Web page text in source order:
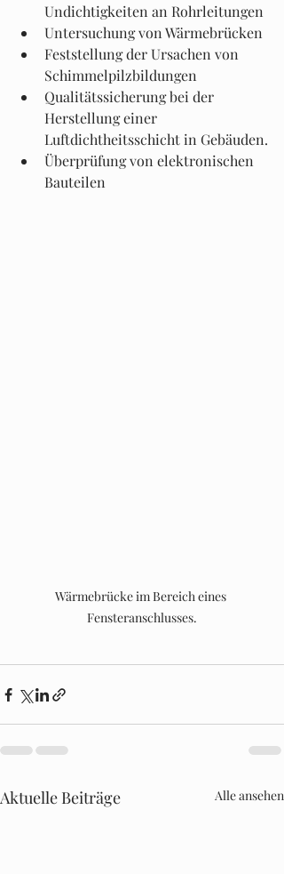
Undichtigkeiten an Rohrleitungen
Untersuchung von Wärmebrücken
Feststellung der Ursachen von
Schimmelpilzbildungen
Qualitätssicherung bei der
Herstellung einer
Luftdichtheitsschicht in Gebäuden.
Überprüfung von elektronischen
Bauteilen
Wärmebrücke im Bereich eines
Fensteranschlusses.
Aktuelle Beiträge Alle ansehen